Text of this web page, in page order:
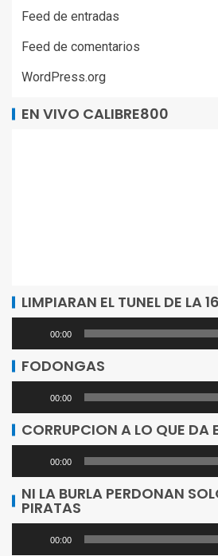
Feed de entradas
Feed de comentarios
WordPress.org
EN VIVO CALIBRE800
LIMPIARAN EL TUNEL DE LA 16
Reproductor
de
audio
00:00
FODONGAS
Reproductor
de
audio
00:00
CORRUPCION A LO QUE DA
Reproductor
de
audio
00:00
NI LA BURLA PERDONAN
PIRATAS
Reproductor
00:00